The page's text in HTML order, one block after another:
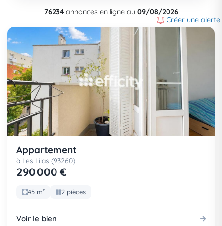
76234annonces en ligne au 09/08/2026
Créer une alerte
Appartement
à Les Lilas (93260)
290 000 €
45 m² 2 pièces
Voir le bien